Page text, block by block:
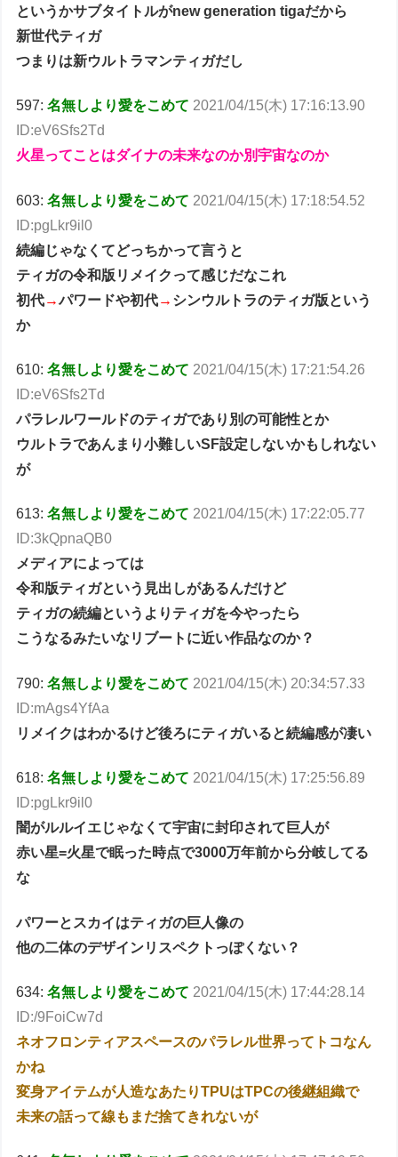
というかサブタイトルがnew generation tigaだから
新世代ティガ
つまりは新ウルトラマンティガだし
597:名無しより愛をこめて 2021/04/15(木) 17:16:13.90
ID:eV6Sfs2Td
火星ってことはダイナの未来なのか別宇宙なのか
603:名無しより愛をこめて 2021/04/15(木) 17:18:54.52
ID:pgLkr9il0
続編じゃなくてどっちかって言うと
ティガの令和版リメイクって感じだなこれ
初代→パワードや初代→ シンウルトラのティガ版という
か
610:名無しより愛をこめて 2021/04/15(木) 17:21:54.26
ID:eV6Sfs2Td
パラレルワールドのティガであり別の可能性とか
ウルトラであんまり小難しいSF設定しないかもしれない
が
613:名無しより愛をこめて 2021/04/15(木) 17:22:05.77
ID:3kQpnaQB0
メディアによっては
令和版ティガという見出しがあるんだけど
ティガの続編というよりティガを今やったら
こうなるみたいなリブートに近い作品なのか？
790:名無しより愛をこめて 2021/04/15(木) 20:34:57.33
ID:mAgs4YfAa
リメイクはわかるけど後ろにティガいると続編感が凄い
618:名無しより愛をこめて 2021/04/15(木) 17:25:56.89
ID:pgLkr9il0
闇がルルイエじゃなくて宇宙に封印されて巨人が
赤い星=火星で眠った時点で3000万年前から分岐してる
な
パワーとスカイはティガの巨人像の
他の二体のデザインリスペクトっぽくない？
634:名無しより愛をこめて 2021/04/15(木) 17:44:28.14
ID:/9FoiCw7d
ネオフロンティアスペースのパラレル世界ってトコなん
かね
変身アイテムが人造なあたりTPUはTPCの後継組織で
未来の話って線もまだ捨てきれないが